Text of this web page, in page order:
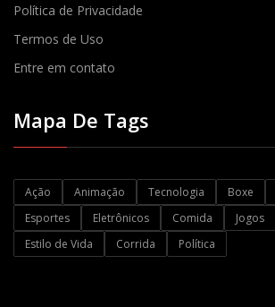
Política de Privacidade
Termos de Uso
Entre em contato
Mapa De Tags
Ação Animação Tecnologia Boxe
Esportes
Eletrônicos Comida Jogos
Estilo de Vida
Corrida Política